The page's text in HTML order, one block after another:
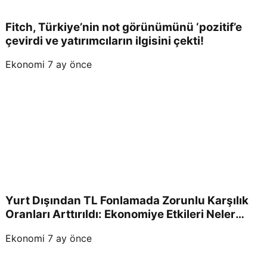
Fitch, Türkiye’nin not görünümünü ‘pozitif’e
çevirdi ve yatırımcıların ilgisini çekti!
Ekonomi 7 ay önce
Yurt Dışından TL Fonlamada Zorunlu Karşılık
Oranları Arttırıldı: Ekonomiye Etkileri Neler
Ekonomi 7 ay önce